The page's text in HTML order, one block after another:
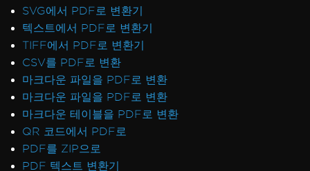
SVG에서 PDF로 변환기
텍스트에서 PDF로 변환기
TIFF에서 PDF로 변환기
CSV를 PDF로 변환
마크다운 파일을 PDF로 변환
마크다운 파일을 PDF로 변환
마크다운 테이블을 PDF로 변환
QR 코드에서 PDF로
PDF를 ZIP으로
PDF 텍스트 변환기